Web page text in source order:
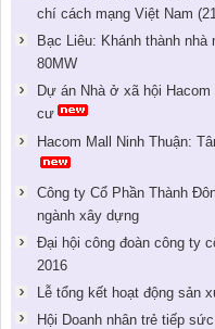
chí cách mạng Việt Nam
Bạc Liêu: Khánh thành
80MW
Dự án Nhà ở xã hội
cư
Hacom Mall Ninh Thuận:
Công ty Cổ Phần Thành
ngành xây dựng
Đại hội công đoàn công ty
2016
Lễ tổng kết hoạt động sản
Hội Doanh nhân trẻ tiếp